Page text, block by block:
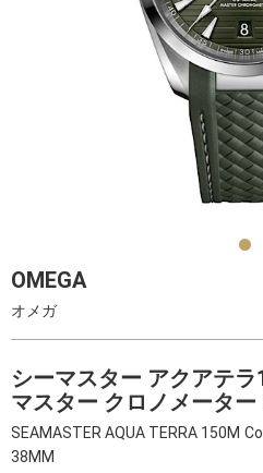
OMEGA
オメガ
シーマスター アクアテ
マスター クロノメーター
SEAMASTER AQUA TERRA 150M
38MM